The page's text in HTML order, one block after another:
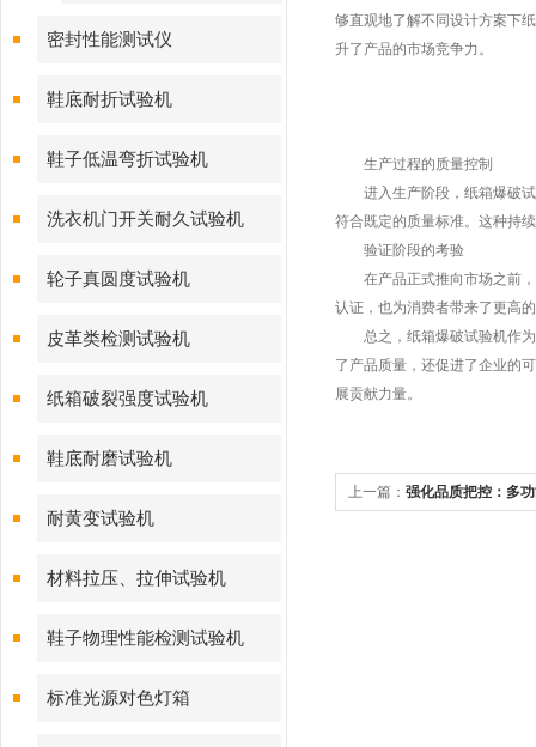
密封性能测试仪
鞋底耐折试验机
鞋子低温弯折试验机
洗衣机门开关耐久试验机
轮子真圆度试验机
皮革类检测试验机
纸箱破裂强度试验机
鞋底耐磨试验机
耐黄变试验机
材料拉压、拉伸试验机
鞋子物理性能检测试验机
标准光源对色灯箱
够直观地了解不同设计方案下
升了产品的市场竞争力。
生产过程的质量控制
进入生产阶段，纸箱爆破试
符合既定的质量标准。这种持
验证阶段的考验
在产品正式推向市场之前，
认证，也为消费者带来了更高
总之，纸箱爆破试验机作为
了产品质量，还促进了企业的
展贡献力量。
上一篇： 强化品质把控：多